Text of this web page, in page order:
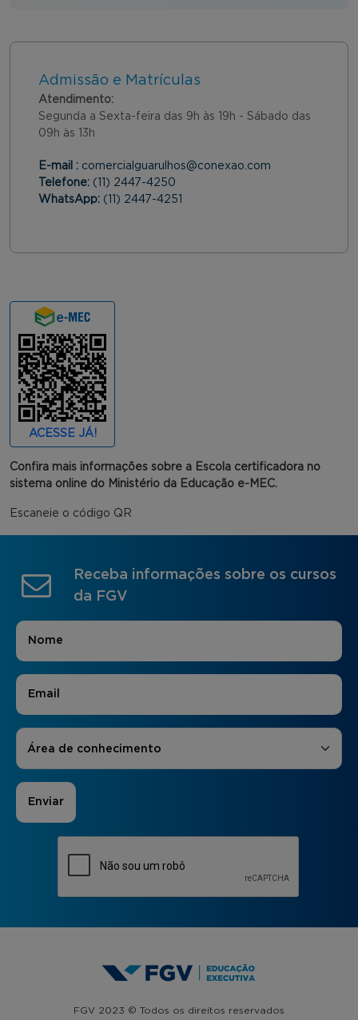
Admissão e Matrículas
Atendimento:
Segunda a Sexta-feira das 9h às 19h - Sábado das
09h às 13h
E-mail : comercialguarulhos@conexao.com
Telefone: (11) 2447-4250
WhatsApp: (11) 2447-4251
ACESSE JÁ!
Confira mais informações sobre a Escola certificadora no
sistema online do Ministério da Educação e-MEC.
Escaneie o código QR
Receba informações sobre os cursos
da FGV
Nome
E-mail
Áreas de Interesse
Área de conhecimento
FGV 2023 © Todos os direitos reservados